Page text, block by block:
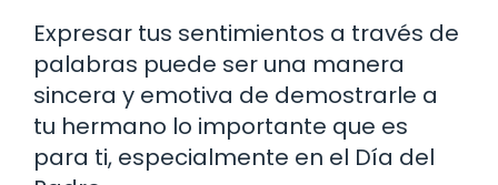
Expresar tus sentimientos a través de
palabras puede ser una manera
sincera y emotiva de demostrarle a
tu hermano lo importante que es
para ti, especialmente en el Día del